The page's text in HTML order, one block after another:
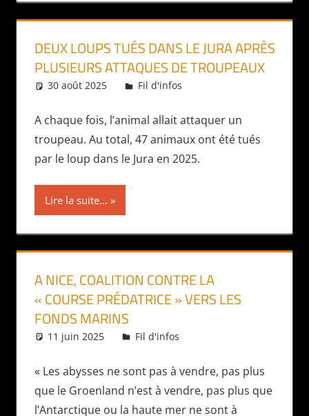
DEUX LOUPS TUÉS DANS LE JURA APRÈS
PLUSIEURS ATTAQUES DE TROUPEAUX
30 août 2025 Daniel
Fil d'infos
A chaque fois, l’animal allait attaquer un
troupeau. Au total, 47 animaux ont été tués
par le loup dans le Jura en 2025.
Lire la suite...
A NICE, COALITION CONTRE LA
« COURSE PRÉDATRICE » VERS LES
FONDS MARINS
11 juin 2025 Daniel
Fil d'infos
« Les abysses ne sont pas à vendre, pas plus
que le Groenland n’est à vendre, pas plus que
l’Antarctique ou la haute mer ne sont à